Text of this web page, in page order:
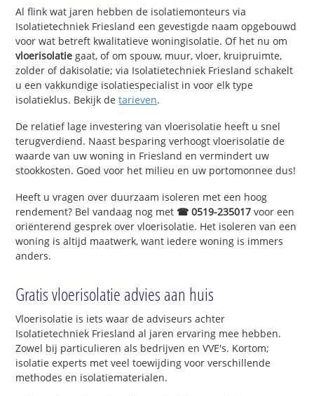
Al flink wat jaren hebben de isolatiemonteurs via
Isolatietechniek Friesland een gevestigde naam opgebouwd
voor wat betreft kwalitatieve woningisolatie. Of het nu om
vloerisolatie gaat, of om spouw, muur, vloer, kruipruimte,
zolder of dakisolatie; via Isolatietechniek Friesland schakelt
u een vakkundige isolatiespecialist in voor elk type
isolatieklus. Bekijk detarieven.
De relatief lage investering van vloerisolatie heeft u snel
terugverdiend. Naast besparing verhoogt vloerisolatie de
waarde van uw woning in Friesland en vermindert uw
stookkosten. Goed voor het milieu en uw portomonnee dus!
Heeft u vragen over duurzaam isoleren met een hoog
rendement? Bel vandaag nog met ☎ 0519-235017 voor een
oriënterend gesprek over vloerisolatie. Het isoleren van een
woning is altijd maatwerk, want iedere woning is immers
anders.
Gratis vloerisolatie advies aan huis
Vloerisolatie is iets waar de adviseurs achter
Isolatietechniek Friesland al jaren ervaring mee hebben.
Zowel bij particulieren als bedrijven en VVE's. Kortom;
isolatie experts met veel toewijding voor verschillende
methodes en isolatiematerialen.